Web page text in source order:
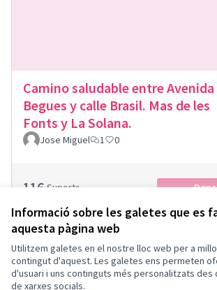
Informació sobre les galetes que es
aquesta pàgina web
Utilitzem galetes en el nostre lloc web per a
contingut d'aquest. Les galetes ens permeten
d'usuari i uns continguts més personalitzats des
de xarxes socials.
Camino saludable entre Avenida
Begues y calle Brasil. Mas de les
Fonts y La Solana.
Jose Miguel 1 0
116 Suports
Termes i condicions d'ús
Configuració de les galetes
Triar la llenguaElegir el idioma